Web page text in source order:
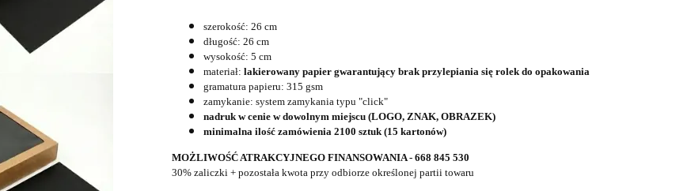
szerokość: 26 cm
długość: 26 cm
wysokość: 5 cm
materiał: lakierowany papier gwarantujący brak przylepiania się rolek do opakowania
gramatura papieru: 315 gsm
zamykanie: system zamykania typu "click"
nadruk w cenie w dowolnym miejscu (LOGO, ZNAK, OBRAZEK)
minimalna ilość zamówienia 2100 sztuk (15 kartonów)
MOŻLIWOŚĆ ATRAKCYJNEGO FINANSOWANIA - 668 845 530
30% zaliczki + pozostała kwota przy odbiorze określonej partii towaru